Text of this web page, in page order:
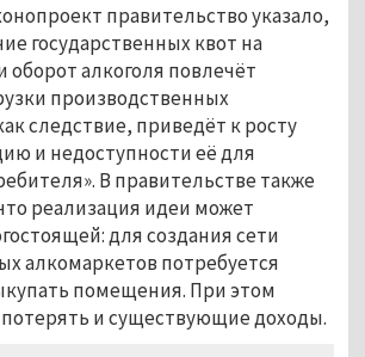
правительство указало,
государственных квот на
оборот алкоголя повлечёт
производственных
следствие, приведёт к росту
и недоступности её для
В правительстве также
реализация идеи может
для создания сети
алкомаркетов потребуется
помещения. При этом
и существующие доходы.